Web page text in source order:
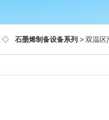
◇ 石墨烯制备设备系列 > 双温区